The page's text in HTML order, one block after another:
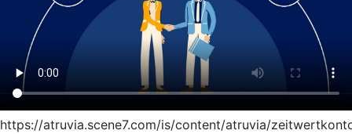
https://atruvia.scene7.com/is/content/atruvia/